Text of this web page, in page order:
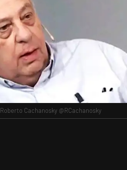
Cachanosky @RCachanosky